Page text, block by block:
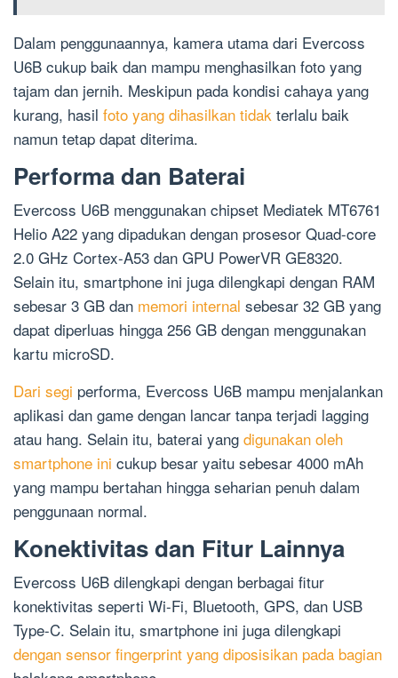
Dalam penggunaannya, kamera utama dari Evercoss
U6B cukup baik dan mampu menghasilkan foto yang
tajam dan jernih. Meskipun pada kondisi cahaya yang
kurang, hasil foto yang dihasilkan tidak terlalu baik
namun tetap dapat diterima.
Performa dan Baterai
Evercoss U6B menggunakan chipset Mediatek MT6761
Helio A22 yang dipadukan dengan prosesor Quad-core
2.0 GHz Cortex-A53 dan GPU PowerVR GE8320.
Selain itu, smartphone ini juga dilengkapi dengan RAM
sebesar 3 GB dan memori internal sebesar 32 GB yang
dapat diperluas hingga 256 GB dengan menggunakan
kartu microSD.
Dari segi performa, Evercoss U6B mampu menjalankan
aplikasi dan game dengan lancar tanpa terjadi lagging
atau hang. Selain itu, baterai yang digunakan oleh
smartphone ini cukup besar yaitu sebesar 4000 mAh
yang mampu bertahan hingga seharian penuh dalam
penggunaan normal.
Konektivitas dan Fitur Lainnya
Evercoss U6B dilengkapi dengan berbagai fitur
konektivitas seperti Wi-Fi, Bluetooth, GPS, dan USB
Type-C. Selain itu, smartphone ini juga dilengkapi
dengan sensor fingerprint yang diposisikan pada bagian